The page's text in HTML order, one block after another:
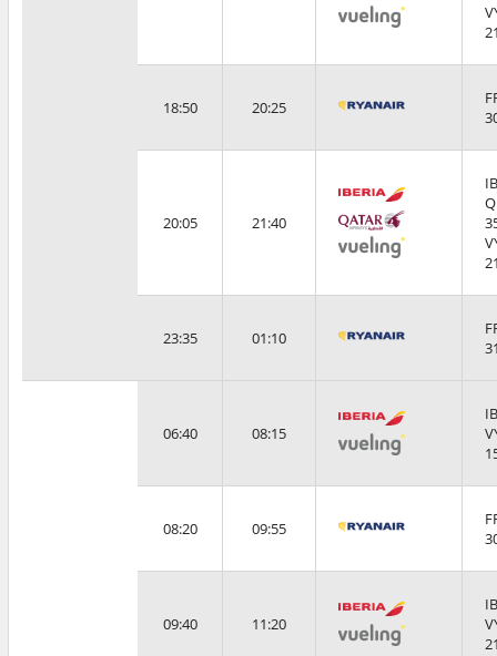
18:50 20:25
20:05 21:40
23:35 01:10
06:40 08:15
08:20 09:55
09:40 11:20